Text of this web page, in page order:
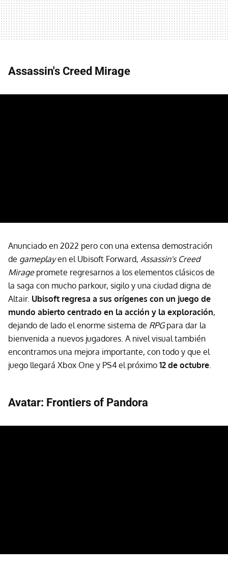
Assassin's Creed Mirage
Anunciado en 2022 pero con una extensa demostración
de gameplayen el Ubisoft Forward, Assassin's Creed
Miragepromete regresarnos a los elementos clásicos de
la saga con mucho parkour, sigilo y una ciudad digna de
Altair. Ubisoft regresa a sus orígenes con un juego de
mundo abierto centrado en la acción y la exploración,
dejando de lado el enorme sistema de RPGpara dar la
bienvenida a nuevos jugadores. A nivel visual también
encontramos una mejora importante, con todo y que el
juego llegará Xbox One y PS4 el próximo 12 de octubre
Avatar: Frontiers of Pandora